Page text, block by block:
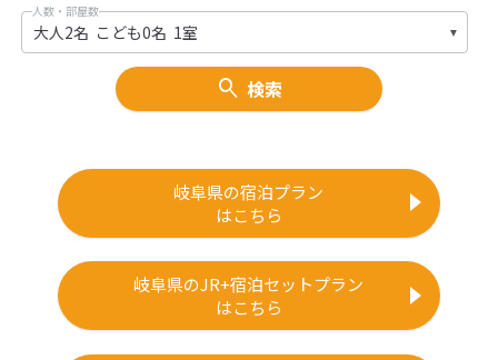
人数・部屋数
検索
岐阜県の宿泊プラン
はこちら
岐阜県のJR+宿泊セットプラン
はこちら